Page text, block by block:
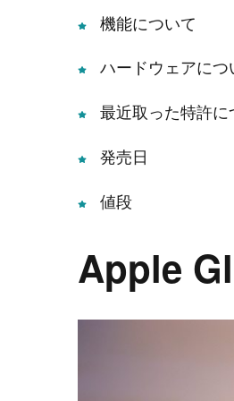
機能について
ハードウェアにつ
最近取った特許に
発売日
値段
Apple